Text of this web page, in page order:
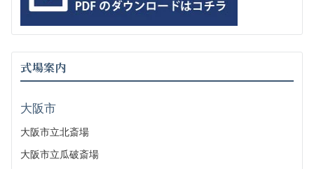
式場案内
大阪市
大阪市立北斎場
大阪市立瓜破斎場